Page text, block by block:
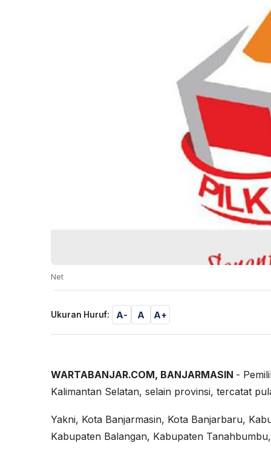
Net
Ukuran Huruf: A- A A+
WARTABANJAR.COM, BANJARMASIN -
Kalimantan Selatan, selain provinsi, tercatat
Yakni, Kota Banjarmasin, Kota Banjarbaru,
Kabupaten Balangan, Kabupaten